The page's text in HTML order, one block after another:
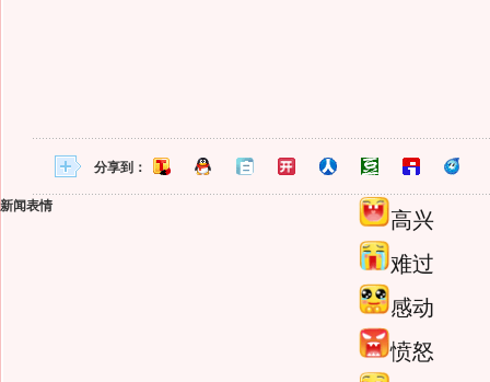
分享到：
新闻表情
高兴
难过
感动
愤怒